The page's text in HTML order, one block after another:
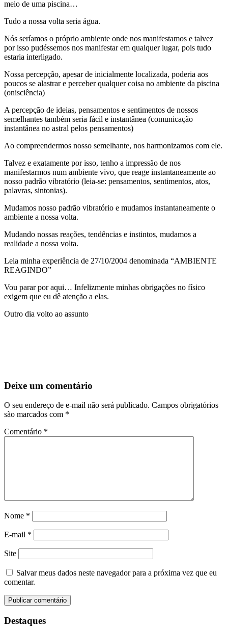
meio de uma piscina…
Tudo a nossa volta seria água.
Nós seríamos o próprio ambiente onde nos manifestamos e talvez
por isso pudéssemos nos manifestar em qualquer lugar, pois tudo
estaria interligado.
Nossa percepção, apesar de inicialmente localizada, poderia aos
poucos se alastrar e perceber qualquer coisa no ambiente da piscina
(onisciência)
A percepção de ideias, pensamentos e sentimentos de nossos
semelhantes também seria fácil e instantânea (comunicação
instantânea no astral pelos pensamentos)
Ao compreendermos nosso semelhante, nos harmonizamos com ele.
Talvez e exatamente por isso, tenho a impressão de nos
manifestarmos num ambiente vivo, que reage instantaneamente ao
nosso padrão vibratório (leia-se: pensamentos, sentimentos, atos,
palavras, sintonias).
Mudamos nosso padrão vibratório e mudamos instantaneamente o
ambiente a nossa volta.
Mudando nossas reações, tendências e instintos, mudamos a
realidade a nossa volta.
Leia minha experiência de 27/10/2004 denominada “AMBIENTE
REAGINDO”
Vou parar por aqui… Infelizmente minhas obrigações no físico
exigem que eu dê atenção a elas.
Outro dia volto ao assunto
Deixe um comentário
O seu endereço de e-mail não será publicado. Campos obrigatórios
são marcados com *
Comentário *
Nome *
E-mail *
Site
Salvar meus dados neste navegador para a próxima vez que eu
comentar.
Destaques